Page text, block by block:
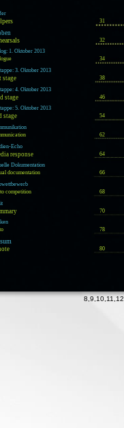
31
32
1. Oktober 2013
34
3. Oktober 2013
stage
38
4. Oktober 2013
stage
46
5. Oktober 2013
stage
54
62
Echo
response
64
Dokumentation
documentation
66
competition
68
70
78
80
8 9 10, 11 12